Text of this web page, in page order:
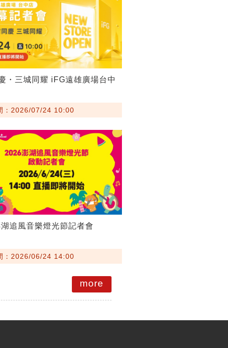
・三城同耀 iFG遠雄廣場台中
：2026/07/24 10:00
追風音樂燈光節記者會
：2026/06/24 14:00
more